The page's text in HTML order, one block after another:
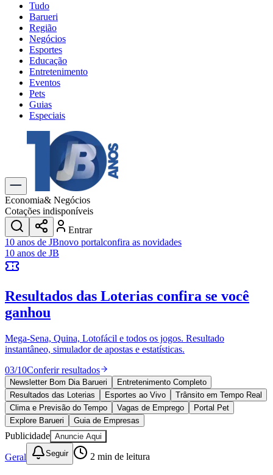
Tudo
Barueri
Região
Negócios
Esportes
Educação
Entretenimento
Eventos
Pets
Guias
Especiais
Explore Tudo
Últimas Notícias
Previsão do Tempo
Trânsito e Rotas
Dia a Dia & Lazer
Transportes
Gastronomia
Cinema & Shows
JogosNovo
Para Sua Empresa
Cadastrar Empresa
Divulgar VagasNovo
Publicidade Legal
Política
Eleições
Saúde
Segurança
Cultura
Meio Ambiente
Obras
Educação
Bairros de Barueri
Economia& Negócios
Cotações indisponíveis
Entrar
10 anos de JBnovo portalconfira as novidades
10 anos de JB
Resultados das Loterias confira se você
ganhou
Mega-Sena, Quina, Lotofácil e todos os jogos. Resultado
instantâneo, simulador de apostas e estatísticas.
03/10Conferir resultados
Newsletter Bom Dia Barueri
Entretenimento Completo
Resultados das Loterias
Esportes ao Vivo
Trânsito em Tempo Real
Clima e Previsão do Tempo
Vagas de Emprego
Portal Pet
Explore Barueri
Guia de Empresas
Publicidade Anuncie Aqui
Geral Seguir 2 min de leitura